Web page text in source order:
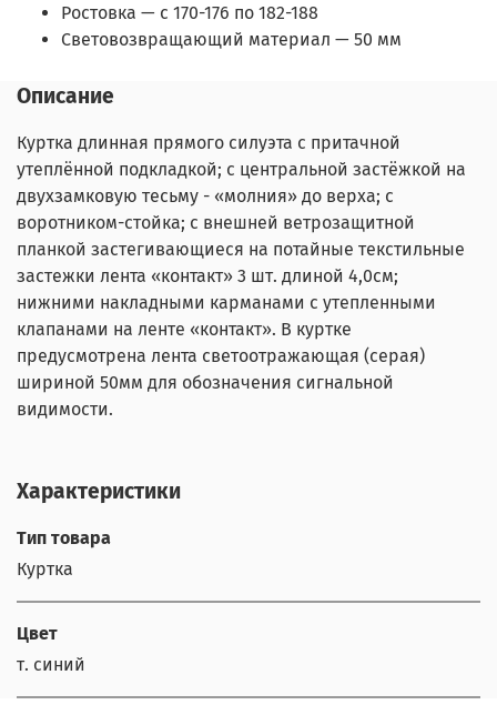
Ростовка — с 170-176 по 182-188
Световозвращающий материал — 50 мм
Описание
Куртка длинная прямого силуэта с притачной
утеплённой подкладкой; с центральной застёжкой на
двухзамковую тесьму - «молния» до верха; с
воротником-стойка; с внешней ветрозащитной
планкой застегивающиеся на потайные текстильные
застежки лента «контакт» 3 шт. длиной 4,0см;
нижними накладными карманами с утепленными
клапанами на ленте «контакт». В куртке
предусмотрена лента светоотражающая (серая)
шириной 50мм для обозначения сигнальной
видимости.
Характеристики
Тип товара
Куртка
Цвет
т. синий